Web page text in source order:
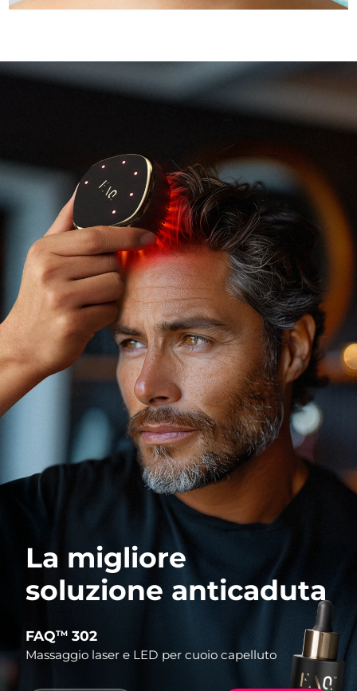
La migliore
soluzione anticaduta
FAQTM 302
Massaggio laser e LED per cuoio capelluto